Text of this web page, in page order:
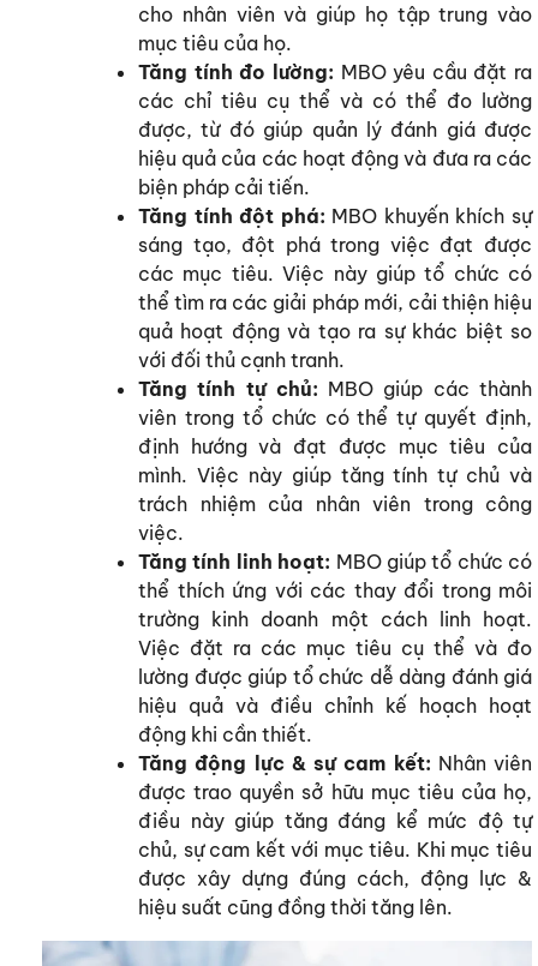
cho nhân viên và giúp họ tập trung vào
mục tiêu của họ.
Tăng tính đo lường: MBO yêu cầu đặt ra
các chỉ tiêu cụ thể và có thể đo lường
được, từ đó giúp quản lý đánh giá được
hiệu quả của các hoạt động và đưa ra các
biện pháp cải tiến.
Tăng tính đột phá: MBO khuyến khích sự
sáng tạo, đột phá trong việc đạt được
các mục tiêu. Việc này giúp tổ chức có
thể tìm ra các giải pháp mới, cải thiện hiệu
quả hoạt động và tạo ra sự khác biệt so
với đối thủ cạnh tranh.
Tăng tính tự chủ: MBO giúp các thành
viên trong tổ chức có thể tự quyết định,
định hướng và đạt được mục tiêu của
mình. Việc này giúp tăng tính tự chủ và
trách nhiệm của nhân viên trong công
việc.
Tăng tính linh hoạt: MBO giúp tổ chức có
thể thích ứng với các thay đổi trong môi
trường kinh doanh một cách linh hoạt.
Việc đặt ra các mục tiêu cụ thể và đo
lường được giúp tổ chức dễ dàng đánh giá
hiệu quả và điều chỉnh kế hoạch hoạt
động khi cần thiết.
Tăng động lực & sự cam kết: Nhân viên
được trao quyền sở hữu mục tiêu của họ,
điều này giúp tăng đáng kể mức độ tự
chủ, sự cam kết với mục tiêu. Khi mục tiêu
được xây dựng đúng cách, động lực &
hiệu suất cũng đồng thời tăng lên.